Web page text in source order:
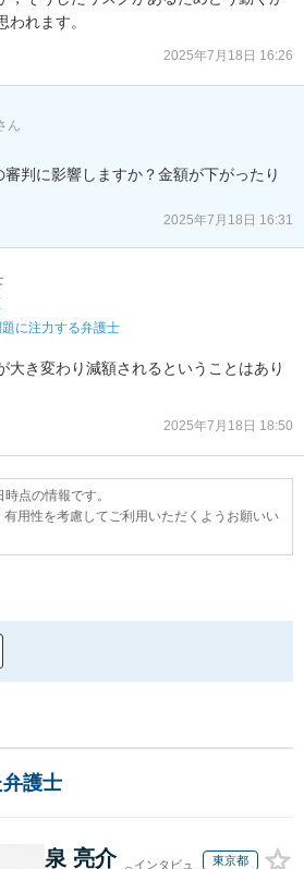
れます。
2025年7月18日 16:26
ん
判に影響しますか？金額が下がったり
2025年7月18日 16:31
に注力する弁護士
大き変わり減額されるということはあり
2025年7月18日 18:50
点の情報です。
有用性を考慮してご利用いただくようお願いい
護士
泉 亮介
インタビュ
東京都